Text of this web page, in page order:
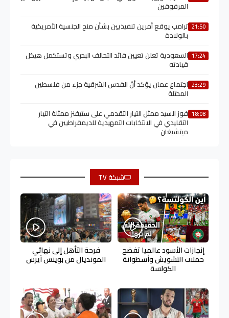
المرفوقين
21:50 ترامب يوقع أمرين تنفيذيين بشأن منح الجنسية الأمريكية
بالولادة
17:24 السعودية تعلن تعيين قائد التحالف البحري وتستكمل هيكل
قيادته
23:29 اجتماع عمان يؤكد أنّ القدس الشرقية جزء من فلسطين
المحتلة
18:08 فوز السيد ممثل التيار التقدمي على ستيفنز ممثلة التيار
التقليدي في الانتخابات التمهيدية للديمقراطيين في
ميتشيغان
شبكة TV
إنجازات الأسود عالميا تفضح
حملات التشويش وأسطوانة
الكولسة
فرحة التأهل إلى نهائي
المونديال من بوينس آيرس